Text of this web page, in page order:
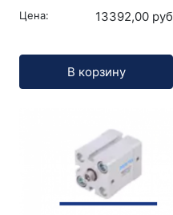
Цена: 13392,00 руб
В корзину